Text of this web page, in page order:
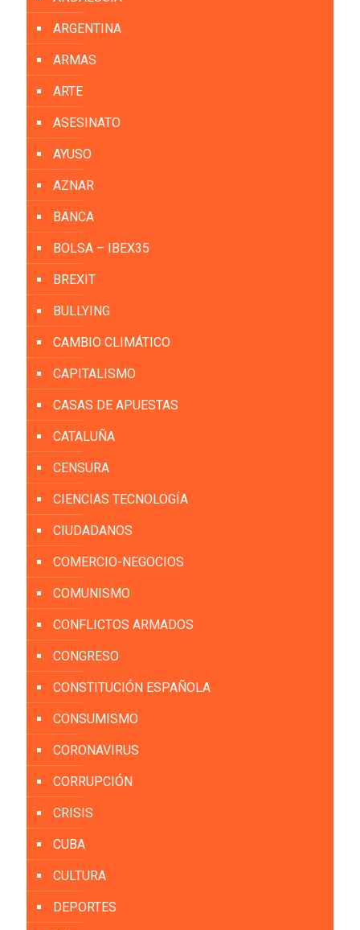
ARGENTINA
ARMAS
ARTE
ASESINATO
AYUSO
AZNAR
BANCA
BOLSA – IBEX35
BREXIT
BULLYING
CAMBIO CLIMÁTICO
CAPITALISMO
CASAS DE APUESTAS
CATALUÑA
CENSURA
CIENCIAS TECNOLOGÍA
CIUDADANOS
COMERCIO-NEGOCIOS
COMUNISMO
CONFLICTOS ARMADOS
CONGRESO
CONSTITUCIÓN ESPAÑOLA
CONSUMISMO
CORONAVIRUS
CORRUPCIÓN
CRISIS
CUBA
CULTURA
DEPORTES